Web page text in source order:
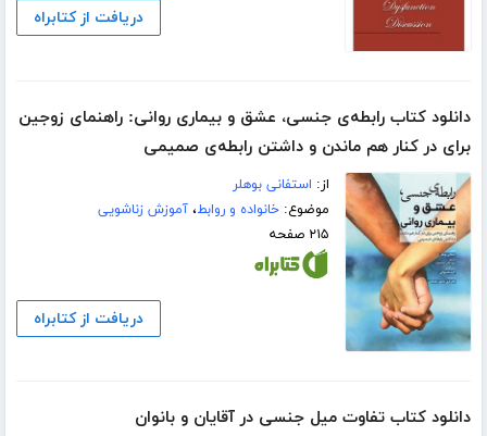
دریافت از کتابراه
دانلود کتاب رابطه‌ی جنسی، عشق و بیماری روانی: راهنمای زوجین
برای در کنار هم ماندن و داشتن رابطه‌ی صمیمی
از: استفانی بوهلر
موضوع:خانواده و روابط،آموزش زناشویی
۲۱۵ صفحه
دریافت از کتابراه
دانلود کتاب تفاوت میل جنسی در آقایان و بانوان